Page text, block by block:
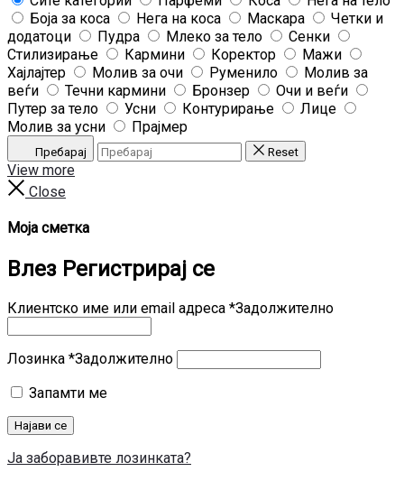
Боја за коса
Нега на коса Маскара
Четки и
додатоци
Пудра Млеко за тело
Сенки
Стилизирање
Кармини Коректор
Мажи
Хајлајтер
Молив за очи Руменило
Молив за
веѓи
Течни кармини Бронзер
Очи и веѓи
Путер за тело
Усни Контурирање
Лице
Молив за усни
Прајмер
Пребарај Reset
View more
Close
Моја сметка
Влез Регистрирај се
Клиентско име или email адреса *Задолжително
Лозинка *Задолжително
Запамти ме
Најави се
Ја заборавивте лозинката?